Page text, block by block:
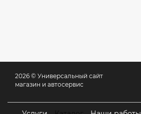
2026 © Универсальный сайт
магазин и автосервис